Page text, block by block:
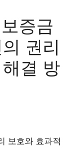
증금
권리
결 방
보호와 효과적